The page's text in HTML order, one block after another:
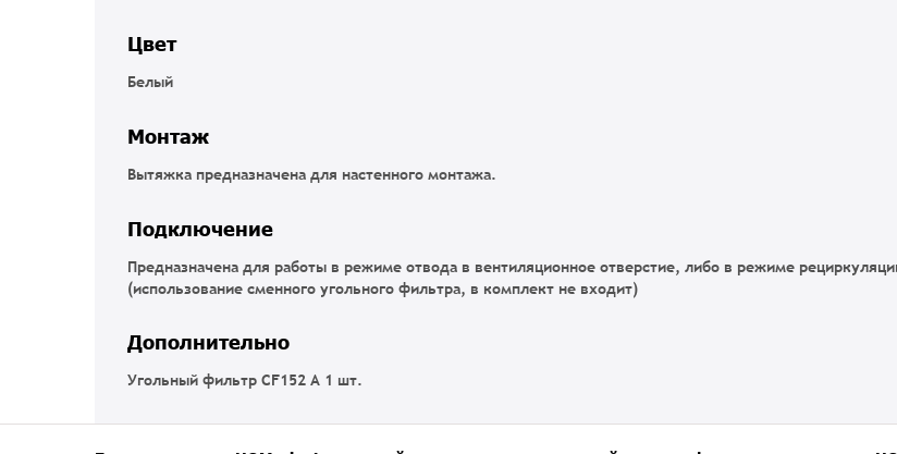
Цвет
Белый
Монтаж
Вытяжка предназначена для настенного монтажа.
Подключение
Предназначена для работы в режиме отвода в вентиляционное отверстие, либо в режиме
(использование сменного угольного фильтра, в комплект не входит)
Дополнительно
Угольный фильтр CF152 А 1 шт.